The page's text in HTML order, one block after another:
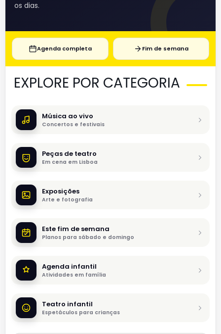
os dias.
Agenda completa Fim de semana
EXPLORE POR CATEGORIA
Música ao vivo
Concertos e festivais
Peças de teatro
Em cena em Lisboa
Exposições
Arte e fotografia
Este fim de semana
Planos para sábado e domingo
Agenda infantil
Atividades em família
Teatro infantil
Espetáculos para crianças